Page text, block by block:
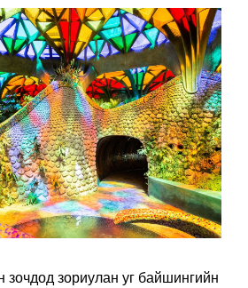
зочдод зориулан уг байшингийн